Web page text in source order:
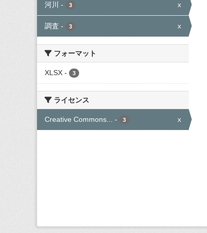
河川 - 3 x
調査 - 3 x
フォーマット
XLSX - 3
ライセンス
Creative Commons... - 3 x